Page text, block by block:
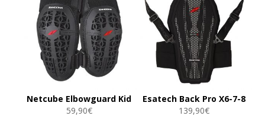
Netcube Elbowguard Kid
59,90€
Esatech Back Pro X6-7-8
139,90€